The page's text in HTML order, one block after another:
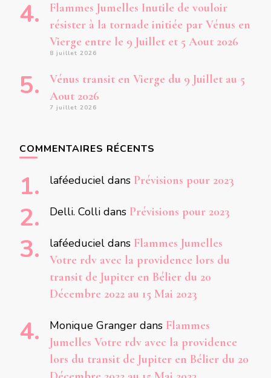
Flammes Jumelles Inutile de vouloir
résister à la tornade initiée par Vénus en
Vierge entre le 9 Juillet et 5 Aout 2026
8 juillet 2026
Vénus transit en Vierge du 9 Juillet au 5
Aout 2026
7 juillet 2026
COMMENTAIRES RÉCENTS
laféeduciel dans Prévisions pour 2023
Delli. Colli dans Prévisions pour 2023
laféeduciel dans Flammes Jumelles
Votre rdv avec la providence lors du
transit de Jupiter en Bélier du 20
Décembre 2022 au 15 Mai 2023
Monique Granger dans Flammes
Jumelles Votre rdv avec la providence
lors du transit de Jupiter en Bélier du 20